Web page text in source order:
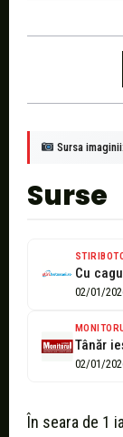
Sursa imaginii:
Surse
02/01/
02/01/
În seara de 1